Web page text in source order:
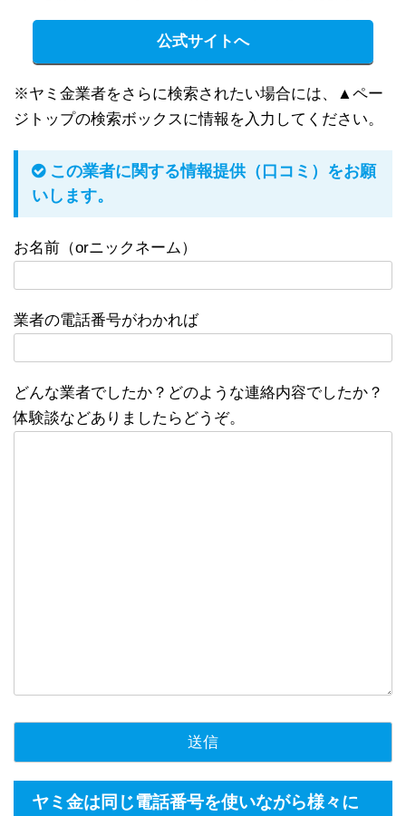
公式サイトへ
※ヤミ金業者をさらに検索されたい場合には、▲ペー
ジトップの検索ボックスに情報を入力してください。
この業者に関する情報提供（口コミ）をお願
いします。
お名前（orニックネーム）
業者の電話番号がわかれば
どんな業者でしたか？どのような連絡内容でしたか？
体験談などありましたらどうぞ。
ヤミ金は同じ電話番号を使いながら様々に